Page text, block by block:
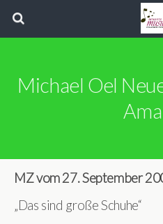
Michael Oel
MZ vom 27. September
„Das sind große Schuhe“